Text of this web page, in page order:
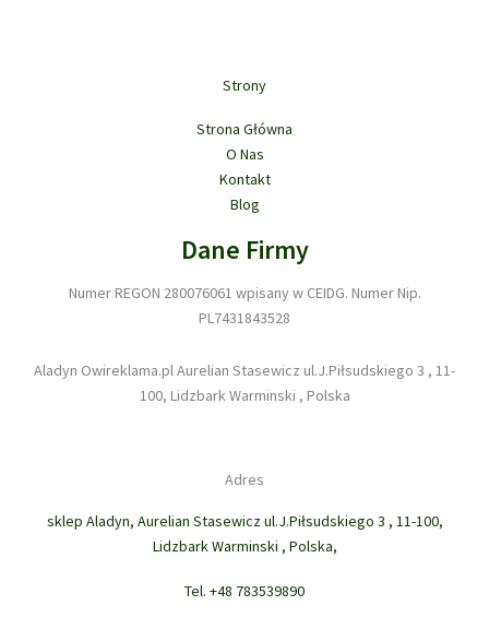
Strony
Strona Główna
O Nas
Kontakt
Blog
Dane Firmy
Numer REGON 280076061 wpisany w CEIDG. Numer Nip.
PL7431843528
Aladyn Owireklama.pl Aurelian Stasewicz ul.J.Piłsudskiego 3 , 11-
100, Lidzbark Warminski , Polska
Adres
sklep Aladyn, Aurelian Stasewicz ul.J.Piłsudskiego 3 , 11-100,
Lidzbark Warminski , Polska,
Tel. +48 783539890